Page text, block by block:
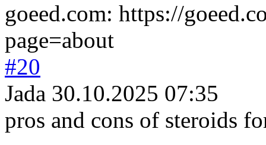
goeed.com: https://
page=about
#20
Jada 30.10.2025 07:35
pros and cons of steroids